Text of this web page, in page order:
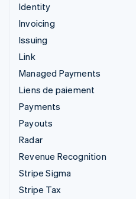
Identity
Invoicing
Issuing
Link
Managed Payments
Liens de paiement
Payments
Payouts
Radar
Revenue Recognition
Stripe Sigma
Stripe Tax